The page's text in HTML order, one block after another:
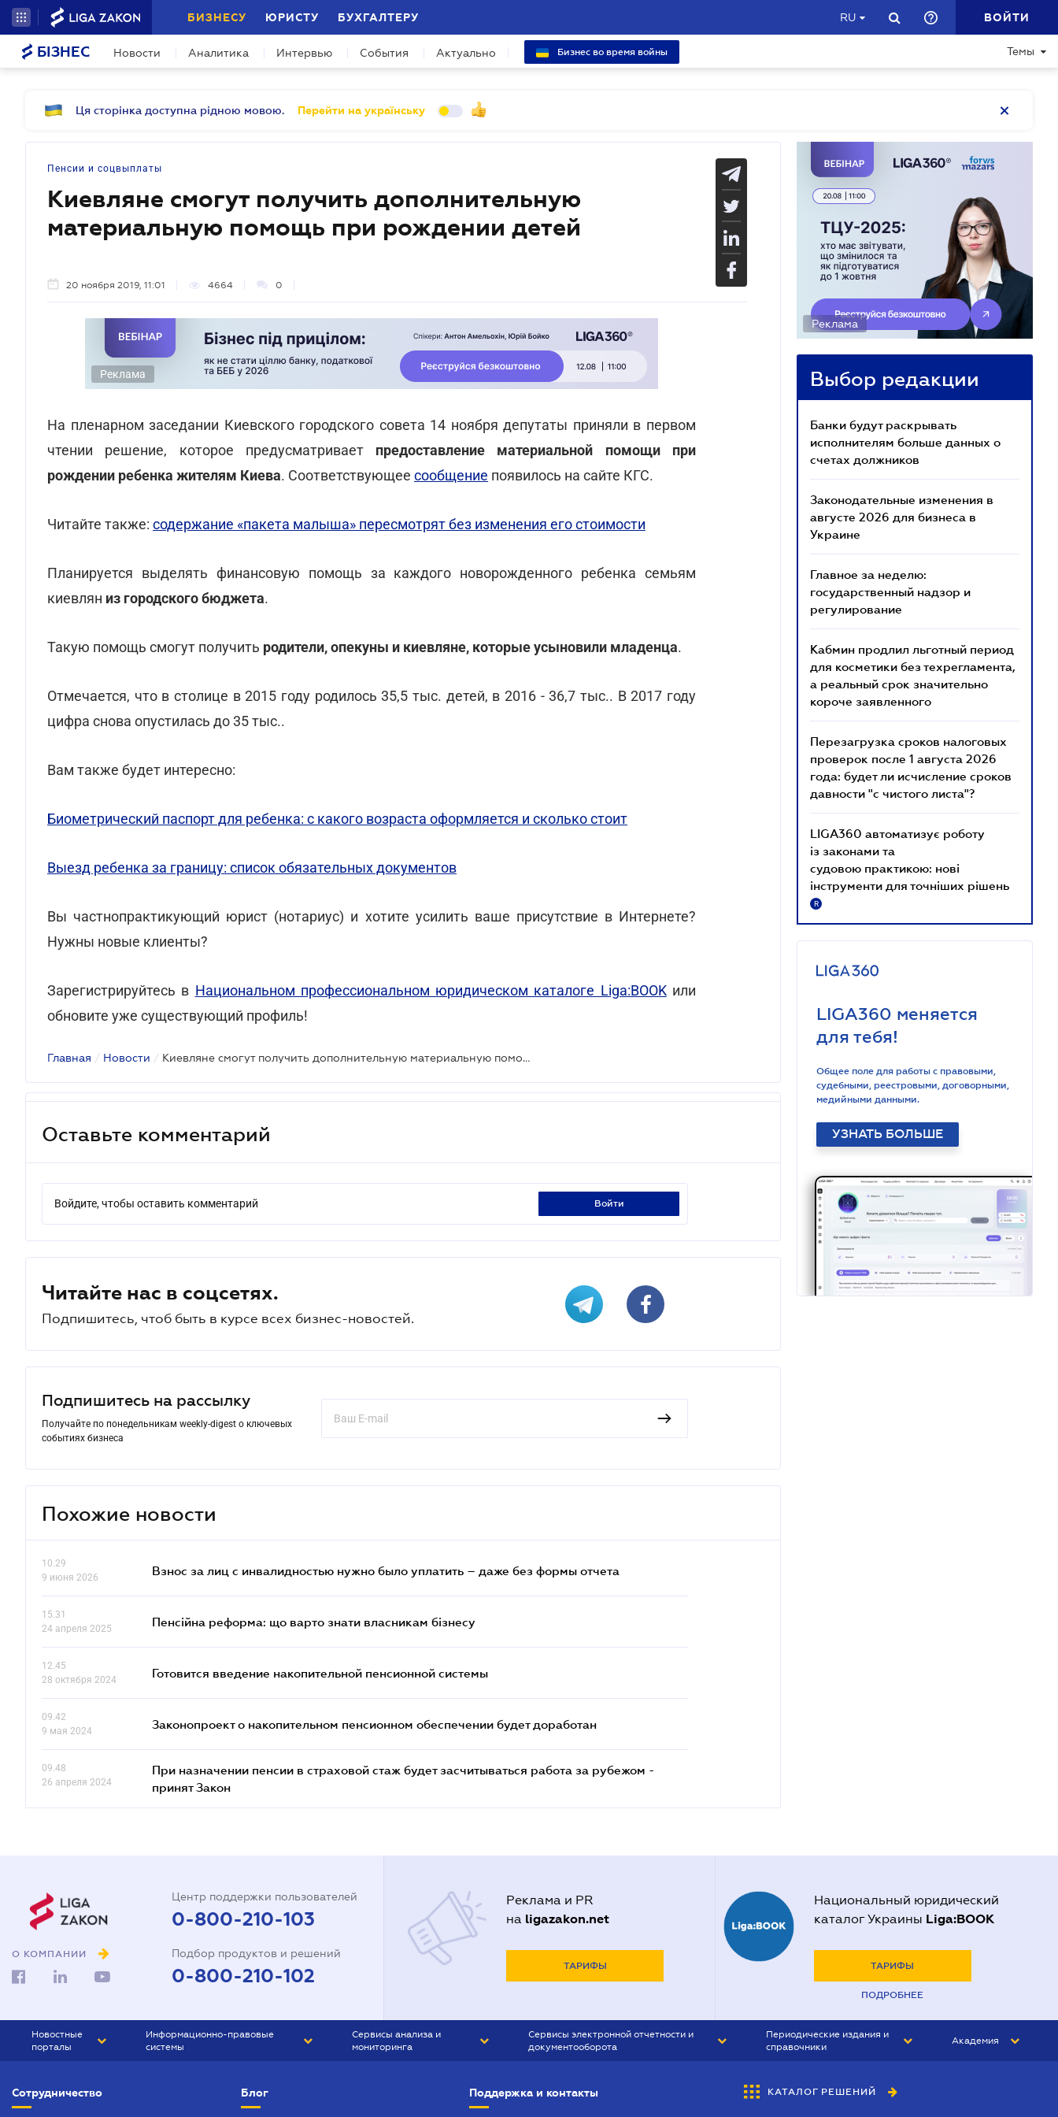
БИЗНЕСУ ЮРИСТУ БУХГАЛТЕРУ RU ВОЙТИ
БІЗНЕС Новости Аналитика Интервью События Актуально Бизнес во время войны Темы
Ця сторінка доступна рідною мовою. Перейти на українську
Пенсии и соцвыплаты
Киевляне смогут получить дополнительную
материальную помощь при рождении детей
20 ноября 2019, 11:01 4664 0
Реклама
На пленарном заседании Киевского городского совета 14 ноября депутаты приняли в первом
чтении решение, которое предусматривает предоставление материальной помощи при
рождении ребенка жителям Киева. Соответствующее сообщение появилось на сайте КГС.
Читайте также: содержание «пакета малыша» пересмотрят без изменения его стоимости
Планируется выделять финансовую помощь за каждого новорожденного ребенка семьям
киевлян из городского бюджета.
Такую помощь смогут получить родители, опекуны и киевляне, которые усыновили младенца.
Отмечается, что в столице в 2015 году родилось 35,5 тыс. детей, в 2016 - 36,7 тыс.. В 2017 году
цифра снова опустилась до 35 тыс..
Вам также будет интересно:
Биометрический паспорт для ребенка: с какого возраста оформляется и сколько стоит
Выезд ребенка за границу: список обязательных документов
Вы частнопрактикующий юрист (нотариус) и хотите усилить ваше присутствие в Интернете?
Нужны новые клиенты?
Зарегистрируйтесь в Национальном профессиональном юридическом каталоге Liga:BOOKили
обновите уже существующий профиль!
Главная / Новости / Киевляне смогут получить дополнительную материальную помощь при рождении детей
Оставьте комментарий
Войдите, чтобы оставить комментарий войти
Читайте нас в соцсетях.
Подпишитесь, чтоб быть в курсе всех бизнес-новостей.
Подпишитесь на рассылку
Получайте по понедельникам weekly-digest о ключевых
событиях бизнеса
Похожие новости
10.29
9 июня 2026
Взнос за лиц с инвалидностью нужно было уплатить – даже без формы отчета
15.31
24 апреля 2025
Пенсійна реформа: що варто знати власникам бізнесу
12.45
28 октября 2024
Готовится введение накопительной пенсионной системы
09.42
9 мая 2024
Законопроект о накопительном пенсионном обеспечении будет доработан
09.48
26 апреля 2024
При назначении пенсии в страховой стаж будет засчитываться работа за рубежом -
принят Закон
Реклама
Выбор редакции
Банки будут раскрывать
исполнителям больше данных о
счетах должников
Законодательные изменения в
августе 2026 для бизнеса в
Украине
Главное за неделю:
государственный надзор и
регулирование
Кабмин продлил льготный период
для косметики без техрегламента,
а реальный срок значительно
короче заявленного
Перезагрузка сроков налоговых
проверок после 1 августа 2026
года: будет ли исчисление сроков
давности "с чистого листа"?
LIGA360 автоматизує роботу
із законами та
судовою практикою: нові
інструменти для точніших рішень
R
LIGA360 меняется
для тебя!
Общее поле для работы с правовыми,
судебными, реестровыми, договорными,
медийными данными.
УЗНАТЬ БОЛЬШЕ
О КОМПАНИИ
Центр поддержки пользователей
0-800-210-103
Подбор продуктов и решений
0-800-210-102
Реклама и PR
на ligazakon.net
ТАРИФЫ
Национальный юридический
каталог Украины Liga:BOOK
ТАРИФЫ
ПОДРОБНЕЕ
Новостные
порталы
БИЗНЕС
Информационно-правовые
системы
Сервисы анализа и
мониторинга
Сервисы электронной отчетности и
документооборота
Периодические издания и
справочники
БУХГАЛТЕР&ЗАКОН
Академия
Сотрудничество Блог Поддержка и контакты КАТАЛОГ РЕШЕНИЙ